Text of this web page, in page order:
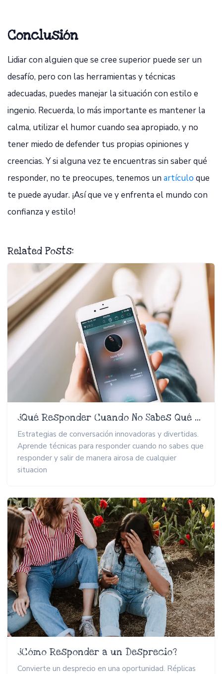
Conclusión
Lidiar con alguien que se cree superior puede ser un
desafío, pero con las herramientas y técnicas
adecuadas, puedes manejar la situación con estilo e
ingenio. Recuerda, lo más importante es mantener la
calma, utilizar el humor cuando sea apropiado, y no
tener miedo de defender tus propias opiniones y
creencias. Y si alguna vez te encuentras sin saber qué
responder, no te preocupes, tenemos un artículo que
te puede ayudar. ¡Así que ve y enfrenta el mundo con
confianza y estilo!
Related Posts:
¿Qué Responder Cuando No Sabes Qué Responder?
Estrategias de conversación innovadoras y divertidas.
Aprende técnicas para responder cuando no sabes que
responder y salir de manera airosa de cualquier
situacion
¿Cómo Responder a un Desprecio?
Convierte un desprecio en una oportunidad. Réplicas